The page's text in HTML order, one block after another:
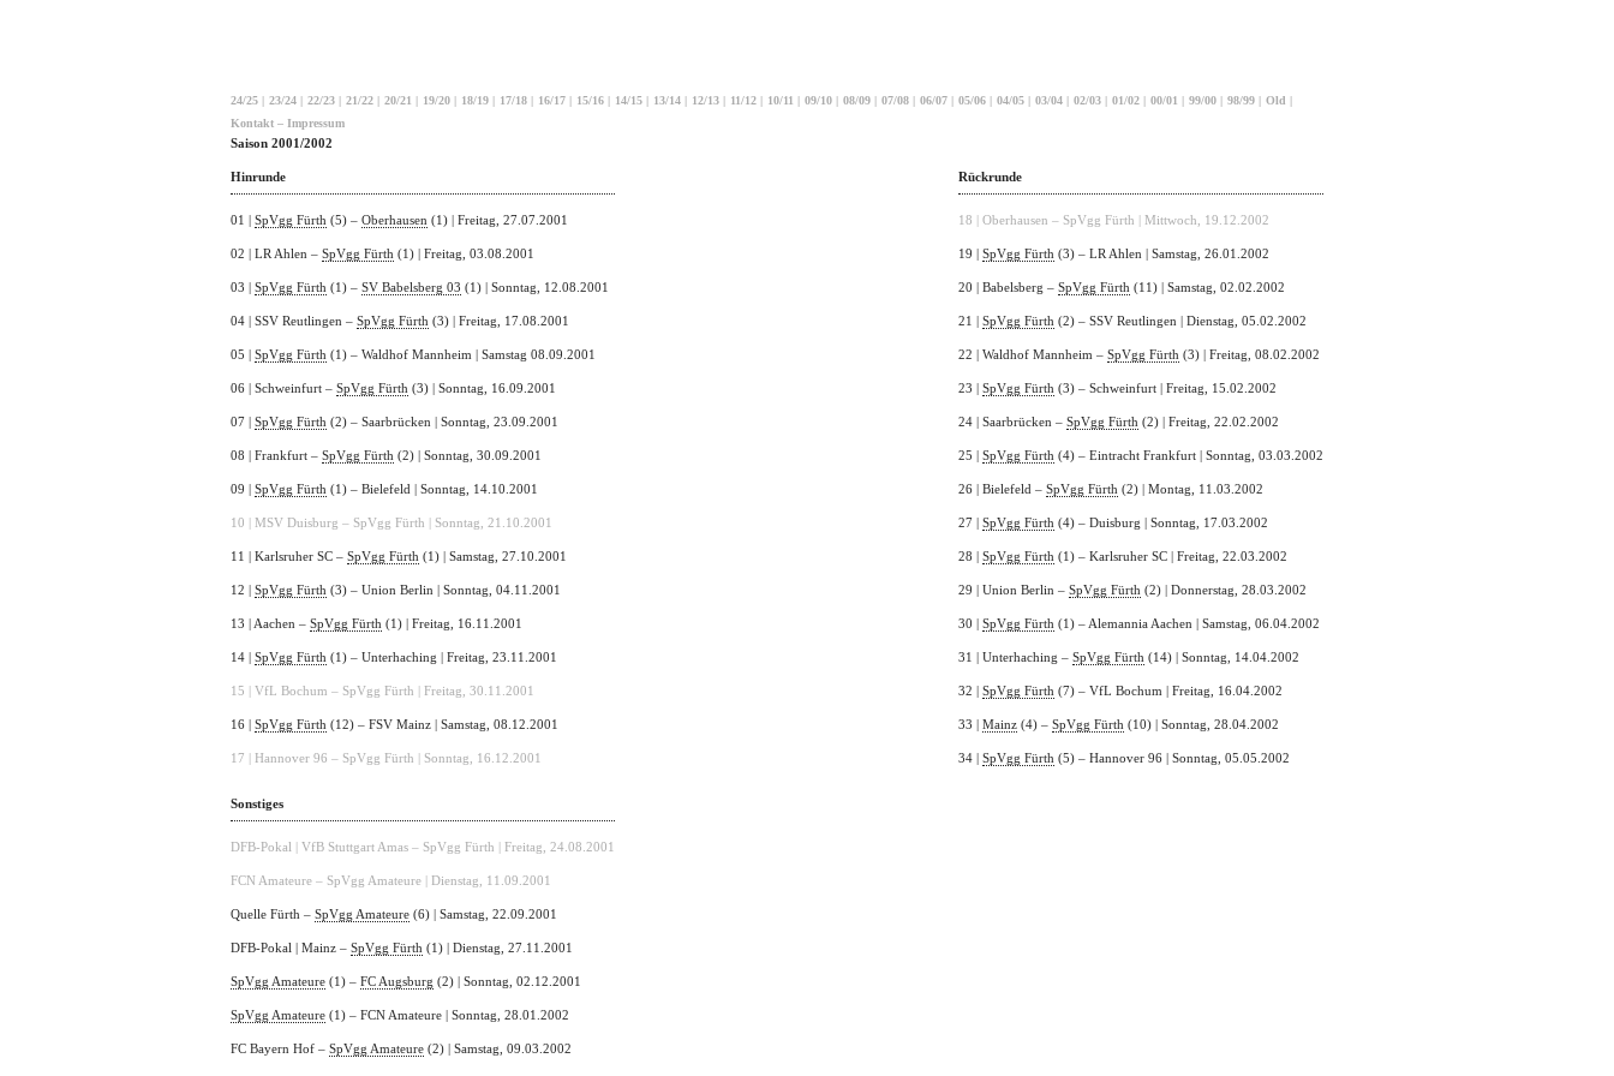
24/25 | 23/24 | 22/23 | 21/22 | 20/21 | 19/20 | 18/19 | 17/18 | 16/17 | 15/16 | 14/15 | 13/14 | 12/13 | 11/12 | 10/11 | 09/10 | 08/09 | 07/08 | 06/07 | 05/06 | 04/05 | 03/04 | 02/03 | 01/02 | 00/01 | 99/00 | 98/99 | Old |
Kontakt – Impressum
Saison 2001/2002
Hinrunde
01 | SpVgg Fürth (5) – Oberhausen (1) | Freitag, 27.07.2001
02 | LR Ahlen – SpVgg Fürth (1) | Freitag, 03.08.2001
03 | SpVgg Fürth (1) – SV Babelsberg 03 (1) | Sonntag, 12.08.2001
04 | SSV Reutlingen – SpVgg Fürth (3) | Freitag, 17.08.2001
05 | SpVgg Fürth (1) – Waldhof Mannheim | Samstag 08.09.2001
06 | Schweinfurt – SpVgg Fürth (3) | Sonntag, 16.09.2001
07 | SpVgg Fürth (2) – Saarbrücken | Sonntag, 23.09.2001
08 | Frankfurt – SpVgg Fürth (2) | Sonntag, 30.09.2001
09 | SpVgg Fürth (1) – Bielefeld | Sonntag, 14.10.2001
10 | MSV Duisburg – SpVgg Fürth | Sonntag, 21.10.2001
11 | Karlsruher SC – SpVgg Fürth (1) | Samstag, 27.10.2001
12 | SpVgg Fürth (3) – Union Berlin | Sonntag, 04.11.2001
13 | Aachen – SpVgg Fürth (1) | Freitag, 16.11.2001
14 | SpVgg Fürth (1) – Unterhaching | Freitag, 23.11.2001
15 | VfL Bochum – SpVgg Fürth | Freitag, 30.11.2001
16 | SpVgg Fürth (12) – FSV Mainz | Samstag, 08.12.2001
17 | Hannover 96 – SpVgg Fürth | Sonntag, 16.12.2001
Sonstiges
DFB-Pokal | VfB Stuttgart Amas – SpVgg Fürth | Freitag, 24.08.2001
FCN Amateure – SpVgg Amateure | Dienstag, 11.09.2001
Quelle Fürth – SpVgg Amateure (6) | Samstag, 22.09.2001
DFB-Pokal | Mainz – SpVgg Fürth (1) | Dienstag, 27.11.2001
SpVgg Amateure (1) – FC Augsburg (2) | Sonntag, 02.12.2001
SpVgg Amateure (1) – FCN Amateure | Sonntag, 28.01.2002
FC Bayern Hof – SpVgg Amateure (2) | Samstag, 09.03.2002
Rückrunde
18 | Oberhausen – SpVgg Fürth | Mittwoch, 19.12.2002
19 | SpVgg Fürth (3) – LR Ahlen | Samstag, 26.01.2002
20 | Babelsberg – SpVgg Fürth (11) | Samstag, 02.02.2002
21 | SpVgg Fürth (2) – SSV Reutlingen | Dienstag, 05.02.2002
22 | Waldhof Mannheim – SpVgg Fürth (3) | Freitag, 08.02.2002
23 | SpVgg Fürth (3) – Schweinfurt | Freitag, 15.02.2002
24 | Saarbrücken – SpVgg Fürth (2) | Freitag, 22.02.2002
25 | SpVgg Fürth (4) – Eintracht Frankfurt | Sonntag, 03.03.2002
26 | Bielefeld – SpVgg Fürth (2) | Montag, 11.03.2002
27 | SpVgg Fürth (4) – Duisburg | Sonntag, 17.03.2002
28 | SpVgg Fürth (1) – Karlsruher SC | Freitag, 22.03.2002
29 | Union Berlin – SpVgg Fürth (2) | Donnerstag, 28.03.2002
30 | SpVgg Fürth (1) – Alemannia Aachen | Samstag, 06.04.2002
31 | Unterhaching – SpVgg Fürth (14) | Sonntag, 14.04.2002
32 | SpVgg Fürth (7) – VfL Bochum | Freitag, 16.04.2002
33 | Mainz (4) – SpVgg Fürth (10) | Sonntag, 28.04.2002
34 | SpVgg Fürth (5) – Hannover 96 | Sonntag, 05.05.2002